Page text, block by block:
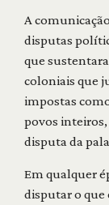
A
disputas
que
coloniais que
impostas
povos
disputa da
Em qualquer
disputar o que